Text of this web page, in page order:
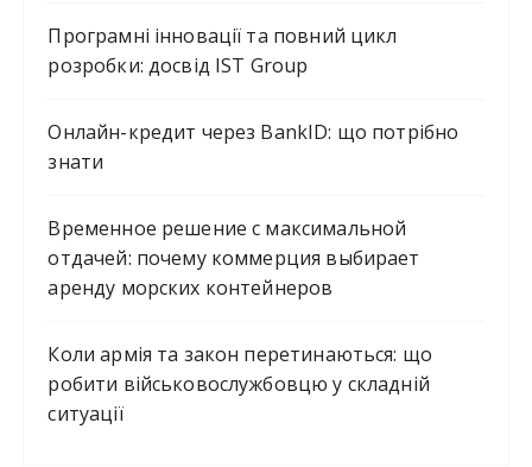
Програмні інновації та повний цикл
розробки: досвід IST Group
Онлайн-кредит через BankID: що потрібно
знати
Временное решение с максимальной
отдачей: почему коммерция выбирает
аренду морских контейнеров
Коли армія та закон перетинаються: що
робити військовослужбовцю у складній
ситуації